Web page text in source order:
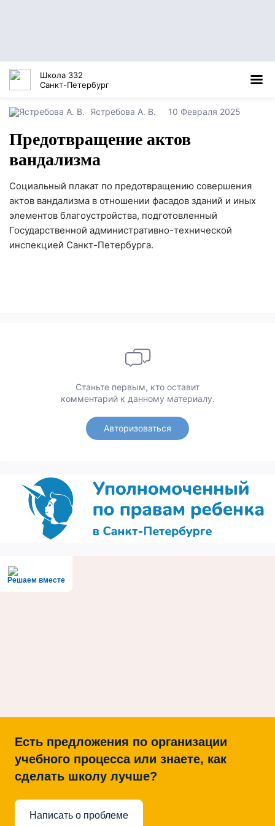
Школа 332
Санкт-Петербург
Ястребова А. В. 10 Февраля 2025
Предотвращение актов
вандализма
Социальный плакат по предотвращению совершения
актов вандализма в отношении фасадов зданий и иных
элементов благоустройства, подготовленный
Государственной административно-технической
инспекцией Санкт-Петербурга.
Станьте первым, кто оставит
комментарий к данному материалу.
Авторизоваться
Решаем вместе
Есть предложения по организации
учебного процесса или знаете, как
сделать школу лучше?
Написать о проблеме